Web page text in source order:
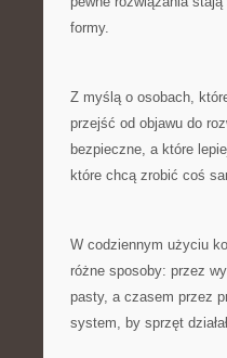
formy.
Z myślą o osobach,
przejść od objawu do
bezpieczne, a które
które chcą zrobić coś
W codziennym użyciu
różne sposoby: przez
pasty, a czasem przez
system, by sprzęt